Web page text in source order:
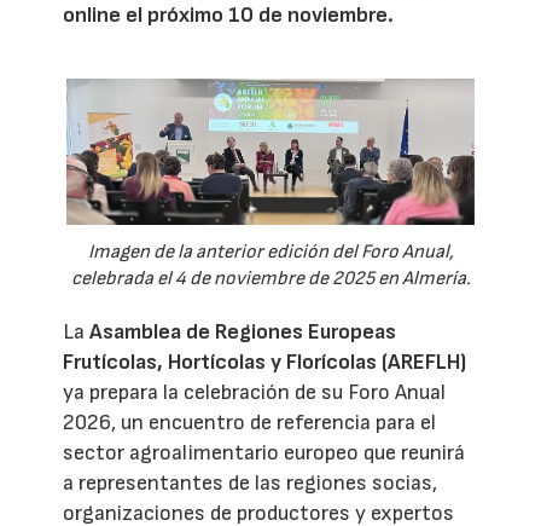
online el próximo 10 de noviembre.
Imagen de la anterior edición del Foro Anual,
celebrada el 4 de noviembre de 2025 en Almería.
LaAsamblea de Regiones Europeas
Frutícolas, Hortícolas y Florícolas (AREFLH)
ya prepara la celebración de su Foro Anual
2026, un encuentro de referencia para el
sector agroalimentario europeo que reunirá
a representantes de las regiones socias,
organizaciones de productores y expertos